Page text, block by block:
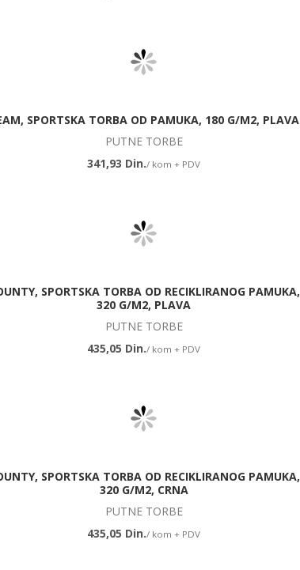
SPORTSKA TORBA OD PAMUKA, 180 G/M2, PLAVA
PUTNE TORBE
341,93 Din./ kom + PDV
SPORTSKA TORBA OD RECIKLIRANOG PAMUKA,
320 G/M2, PLAVA
PUTNE TORBE
435,05 Din./ kom + PDV
SPORTSKA TORBA OD RECIKLIRANOG PAMUKA,
320 G/M2, CRNA
PUTNE TORBE
435,05 Din./ kom + PDV